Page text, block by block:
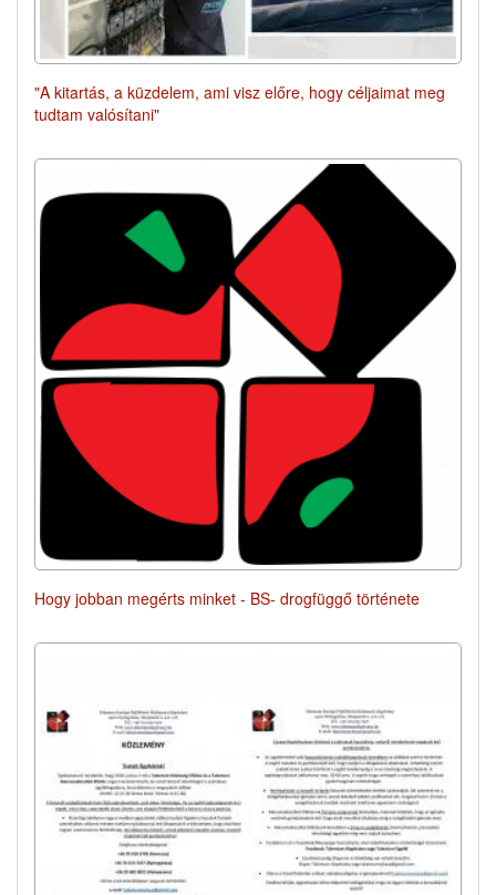
"A kitartás, a küzdelem, ami visz előre, hogy céljaimat meg
tudtam valósítani"
Hogy jobban megérts minket - BS- drogfüggő története